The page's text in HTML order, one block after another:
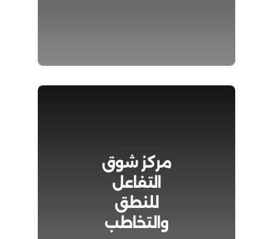
مركز شوق
التفاعل
للنطق
والتخاطب